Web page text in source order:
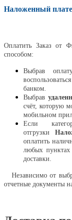
Наложенный
Оплатить Заказ от
способом:
Выбрав
банком.
Выбрав
счёт, которую
мобильном
Если
отгрузки
оплатить
любых
доставки.
Независимо от
отчетные документы